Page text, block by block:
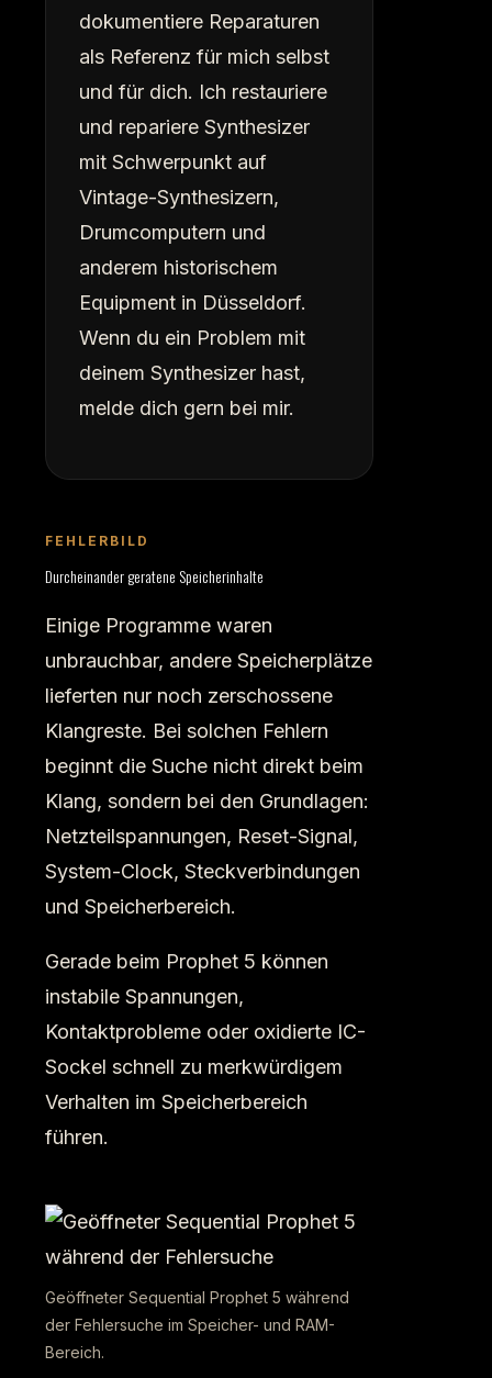
dokumentiere Reparaturen
als Referenz für mich selbst
und für dich. Ich restauriere
und repariere Synthesizer
mit Schwerpunkt auf
Vintage-Synthesizern,
Drumcomputern und
anderem historischem
Equipment in Düsseldorf.
Wenn du ein Problem mit
deinem Synthesizer hast,
melde dich gern bei mir.
FEHLERBILD
Durcheinander geratene Speicherinhalte
Einige Programme waren
unbrauchbar, andere Speicherplätze
lieferten nur noch zerschossene
Klangreste. Bei solchen Fehlern
beginnt die Suche nicht direkt beim
Klang, sondern bei den Grundlagen:
Netzteilspannungen, Reset-Signal,
System-Clock, Steckverbindungen
und Speicherbereich.
Gerade beim Prophet 5 können
instabile Spannungen,
Kontaktprobleme oder oxidierte IC-
Sockel schnell zu merkwürdigem
Verhalten im Speicherbereich
führen.
Geöffneter Sequential Prophet 5 während
der Fehlersuche im Speicher- und RAM-
Bereich.